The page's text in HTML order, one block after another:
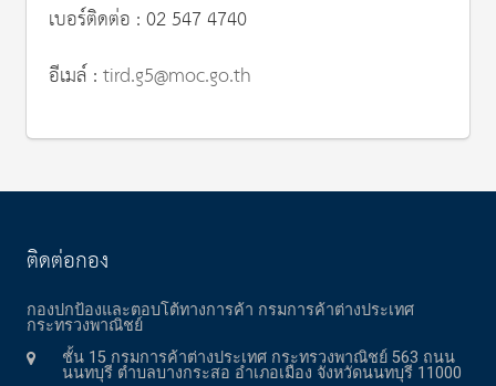
เบอร์ติดต่อ : 02 547 4740
อีเมล์ :tird.g5@moc.go.th
ติดต่อกอง
กองปกป้องและตอบโต้ทางการค้า กรมการค้าต่างประเทศ
กระทรวงพาณิชย์
ชั้น 15 กรมการค้าต่างประเทศ กระทรวงพาณิชย์ 563 ถนน
นนทบุรี ตำบลบางกระสอ อำเภอเมือง จังหวัดนนทบุรี 11000